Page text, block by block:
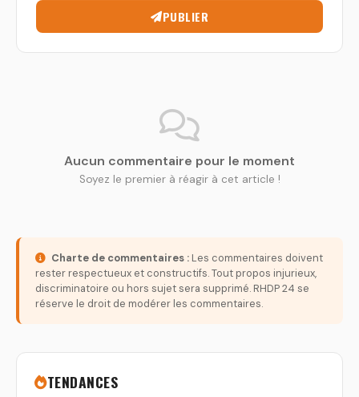
PUBLIER
Aucun commentaire pour le moment
Soyez le premier à réagir à cet article !
Charte de commentaires : Les commentaires doivent
rester respectueux et constructifs. Tout propos injurieux,
discriminatoire ou hors sujet sera supprimé. RHDP 24 se
réserve le droit de modérer les commentaires.
TENDANCES